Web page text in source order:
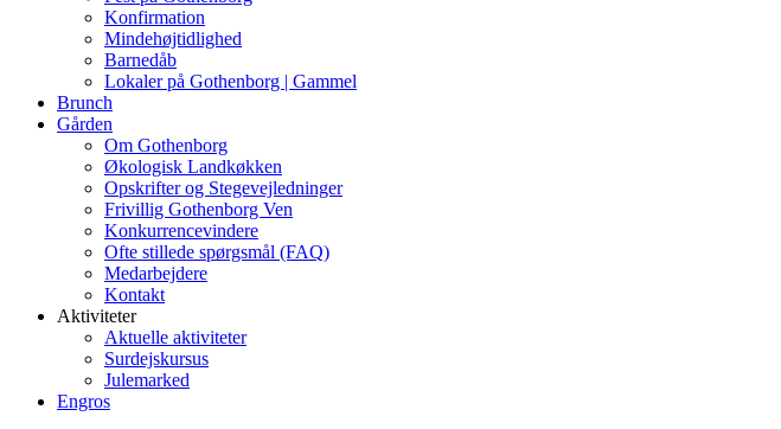
Konfirmation
Mindehøjtidlighed
Barnedåb
Lokaler på Gothenborg | Gammel
Brunch
Gården
Om Gothenborg
Økologisk Landkøkken
Opskrifter og Stegevejledninger
Frivillig Gothenborg Ven
Konkurrencevindere
Ofte stillede spørgsmål (FAQ)
Medarbejdere
Kontakt
Aktiviteter
Aktuelle aktiviteter
Surdejskursus
Julemarked
Engros